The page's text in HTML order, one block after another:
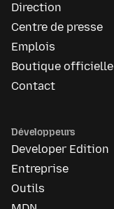
Direction
Centre de presse
Emplois
Boutique officielle
Contact
Développeurs
Developer Edition
Entreprise
Outils